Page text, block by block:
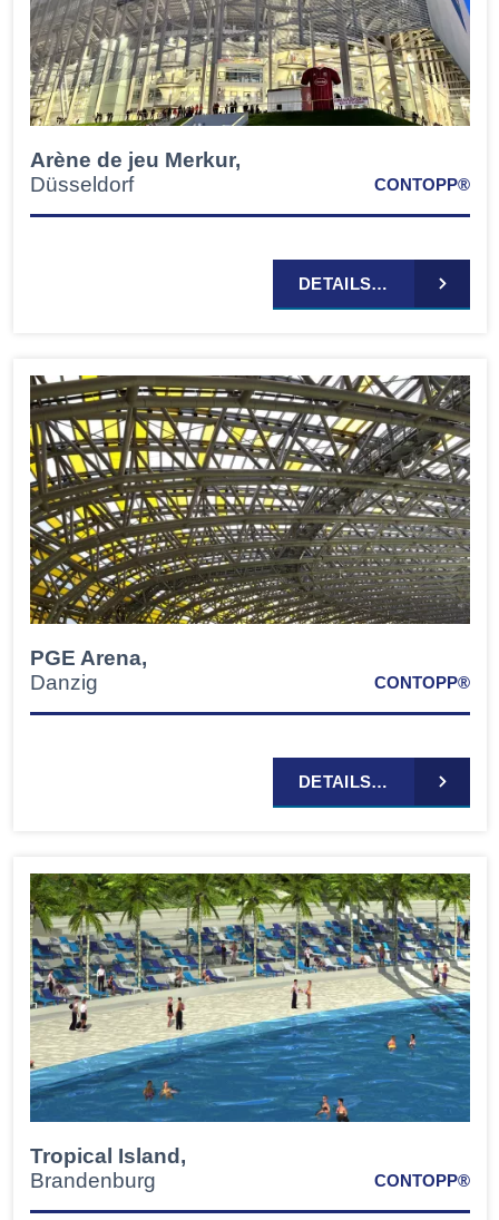
Arène de jeu Merkur,
Düsseldorf
CONTOPP®
DETAILS…
PGE Arena,
Danzig
CONTOPP®
DETAILS…
Tropical Island,
Brandenburg
CONTOPP®